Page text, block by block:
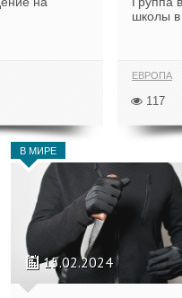
школы
ЕВРОПА
117
В МИРЕ
15.02.2024